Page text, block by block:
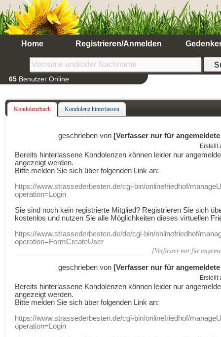
Home Registrieren/Anmelden
65 Benutzer Online
Kondolenzbuch Kondolenz hinterlassen
geschrieben von [Verfasser nur für
Erstellt
Bereits hinterlassene Kondolenzen können leider nur
angezeigt werden.
Bitte melden Sie sich über folgenden Link an:
https://www.strassederbesten.de/cgi-bin/onlinefriedhof/
operation=Login
Sie sind noch kein registrierte Mitglied? Registrieren Sie sich
kostenlos und nutzen Sie alle Möglichkeiten dieses virtuellen
https://www.strassederbesten.de/de/cgi-bin/onlinefriedhof/
operation=FormCreateUser
[Verfasser nur für
geschrieben von [Verfasser nur für
Erstellt
Bereits hinterlassene Kondolenzen können leider nur
angezeigt werden.
Bitte melden Sie sich über folgenden Link an:
https://www.strassederbesten.de/cgi-bin/onlinefriedhof/
operation=Login